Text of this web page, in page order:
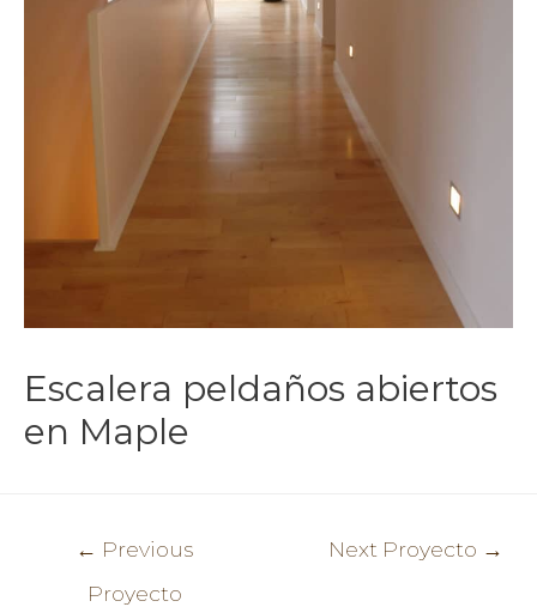
Escalera peldaños abiertos
en Maple
← Previous
Proyecto
Next Proyecto →